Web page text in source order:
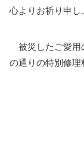
心よりお祈り申し
被災したご愛用
の通りの特別修理